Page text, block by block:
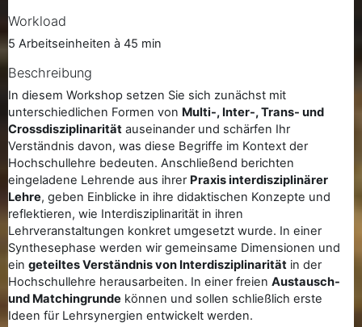
Workload
5 Arbeitseinheiten à 45 min
Beschreibung
In diesem Workshop setzen Sie sich zunächst mit
unterschiedlichen Formen von Multi-, Inter-, Trans- und
Crossdisziplinarität auseinander und schärfen Ihr
Verständnis davon, was diese Begriffe im Kontext der
Hochschullehre bedeuten. Anschließend berichten
eingeladene Lehrende aus ihrer Praxis interdisziplinärer
Lehre, geben Einblicke in ihre didaktischen Konzepte und
reflektieren, wie Interdisziplinarität in ihren
Lehrveranstaltungen konkret umgesetzt wurde. In einer
Synthesephase werden wir gemeinsame Dimensionen und
ein geteiltes Verständnis von Interdisziplinarität in der
Hochschullehre herausarbeiten. In einer freien Austausch-
und Matchingrunde können und sollen schließlich erste
Ideen für Lehrsynergien entwickelt werden.